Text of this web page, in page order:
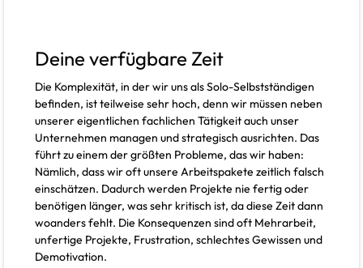
Deine verfügbare Zeit
Die Komplexität, in der wir uns als Solo-Selbstständigen
befinden, ist teilweise sehr hoch, denn wir müssen neben
unserer eigentlichen fachlichen Tätigkeit auch unser
Unternehmen managen und strategisch ausrichten. Das
führt zu einem der größten Probleme, das wir haben:
Nämlich, dass wir oft unsere Arbeitspakete zeitlich falsch
einschätzen. Dadurch werden Projekte nie fertig oder
benötigen länger, was sehr kritisch ist, da diese Zeit dann
woanders fehlt. Die Konsequenzen sind oft Mehrarbeit,
unfertige Projekte, Frustration, schlechtes Gewissen und
Demotivation.